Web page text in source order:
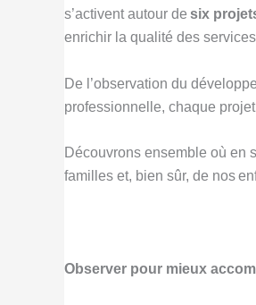
s’activent autour de six
enrichir la qualité des
De l’observation du
professionnelle, chaque
Découvrons ensemble où en
familles et, bien sûr, de nos
Observer pour mieux